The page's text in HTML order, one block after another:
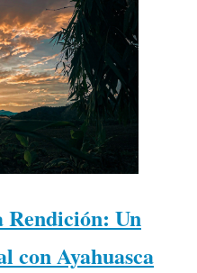
Rendición: Un
con Ayahuasca